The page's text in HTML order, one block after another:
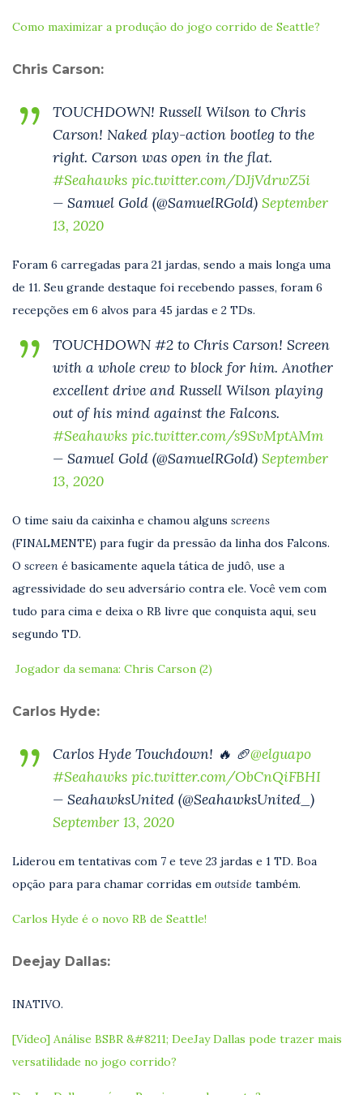
Como maximizar a produção do jogo corrido de Seattle?
Chris Carson:
TOUCHDOWN! Russell Wilson to Chris
Carson! Naked play-action bootleg to the
right. Carson was open in the flat.
#Seahawks pic.twitter.com/DJjVdrwZ5i
— Samuel Gold (@SamuelRGold) September
13, 2020
Foram 6 carregadas para 21 jardas, sendo a mais longa uma
de 11. Seu grande destaque foi recebendo passes, foram 6
recepções em 6 alvos para 45 jardas e 2 TDs.
TOUCHDOWN #2 to Chris Carson! Screen
with a whole crew to block for him. Another
excellent drive and Russell Wilson playing
out of his mind against the Falcons.
#Seahawks pic.twitter.com/s9SvMptAMm
— Samuel Gold (@SamuelRGold) September
13, 2020
O time saiu da caixinha e chamou alguns screens
(FINALMENTE) para fugir da pressão da linha dos Falcons.
O screen é basicamente aquela tática de judô, use a
agressividade do seu adversário contra ele. Você vem com
tudo para cima e deixa o RB livre que conquista aqui, seu
segundo TD.
Jogador da semana: Chris Carson (2)
Carlos Hyde:
Carlos Hyde Touchdown! 🔥 🏈@elguapo
#Seahawks pic.twitter.com/ObCnQiFBHI
— SeahawksUnited (@SeahawksUnited_)
September 13, 2020
Liderou em tentativas com 7 e teve 23 jardas e 1 TD. Boa
opção para para chamar corridas em outside também.
Carlos Hyde é o novo RB de Seattle!
Deejay Dallas:
INATIVO.
[Vídeo] Análise BSBR &#8211; DeeJay Dallas pode trazer mais
versatilidade no jogo corrido?